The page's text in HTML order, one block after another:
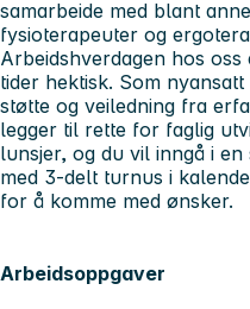
samarbeide med blant
fysioterapeuter og
Arbeidshverdagen hos
tider hektisk. Som
støtte og veiledning fra
legger til rette for faglig
lunsjer, og du vil inngå i
med 3-delt turnus i
for å komme med ønsker.
Arbeidsoppgaver